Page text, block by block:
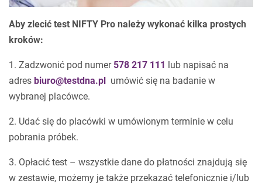
Aby zlecić test NIFTY Pro należy wykonać kilka prostych
kroków:
1. Zadzwonić pod numer 578 217 111 lub napisać na
adres biuro@testdna.pl umówić się na badanie w
wybranej placówce.
2. Udać się do placówki w umówionym terminie w celu
pobrania próbek.
3. Opłacić test – wszystkie dane do płatności znajdują się
w zestawie, możemy je także przekazać telefonicznie i/lub